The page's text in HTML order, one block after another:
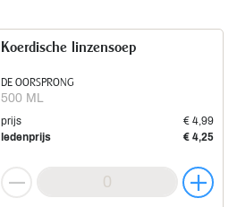
DE OORSPRONG
500 ML
Koerdische linzensoep
prijs
€ 4,99
ledenprijs
€ 4,25